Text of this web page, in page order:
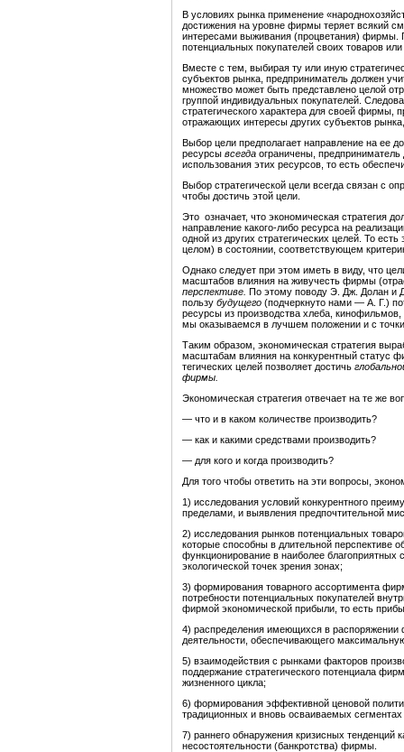
В условиях рынка применение
достижения на уровне фирмы теряет всякий
интересами выживания (процветания) фирмы.
потенциальных покупателей своих товаров
Вместе с тем, выбирая ту или иную
субъектов рынка, предприниматель должен
множество может быть представлено целой
группой индивидуальных покупателей.
стратегического характера для своей фирмы,
отражающих интересы других субъектов
Выбор цели предполагает направление на ее
ресурсы всегда ограничены,
использования этих ресурсов, то есть
Выбор стратегической цели всегда связан с
чтобы достичь этой цели.
Это означает, что экономическая стратегия
направление какого-либо ресурса на
одной из других стратегических целей. То
целом) в состоянии, соответствующем
Однако следует при этом иметь в виду, что
масштабов влияния на живучесть фирмы
перспективе. По этому поводу Э. Дж. Долан и
пользу будущего (подчеркнуто нами — А. Г.)
ресурсы из производства хлеба,
мы оказываемся в лучшем положении и с
Таким образом, экономическая стратегия
масштабам влияния на конкурентный статус
тегических целей позволяет достичь
фирмы.
Экономическая стратегия отвечает на те же
— что и в каком количестве производить?
— как и какими средствами производить?
— для кого и когда производить?
Для того чтобы ответить на эти вопросы,
1) исследования условий конкурентного
пределами, и выявления предпочтительной
2) исследования рынков потенциальных
которые способны в длительной перспективе
функционирование в наиболее благоприятных
экологической точек зрения зонах;
3) формирования товарного ассортимента
потребности потенциальных покупателей
фирмой экономической прибыли, то есть
4) распределения имеющихся в
деятельности, обеспечивающего
5) взаимодействия с рынками факторов
поддержание стратегического потенциала
жизненного цикла;
6) формирования эффективной ценовой
традиционных и вновь осваиваемых
7) раннего обнаружения кризисных тенденций
несостоятельности (банкротства) фирмы.